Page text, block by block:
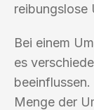
reibungslose
Bei einem
es
Menge der